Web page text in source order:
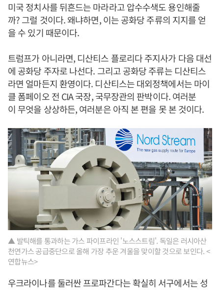
미국 정치사를 뒤흔드는 마라라고 압수수색도 용인해줄
까? 그럴 것이다. 왜냐하면, 이는 공화당 주류의 지지를 얻
을 수 있기 때문이다.
트럼프가 아니라면, 디산티스 플로리다 주지사가 다음 대선
에 공화당 주자로 나선다. 그리고 공화당 주류는 디산티스
라면 얼마든지 환영이다. 디산티스는 대외정책에서는 마이
클 폼페이오 전 CIA 국장, 국무장관의 판박이다. 여러분
이 무엇을 상상하든, 여러분은 아직 본 편을 못 본 것이다.
▲ 발틱해를 통과하는 가스 파이프라인 '노스스트림'. 독일은 러시아산
천연가스 공급중단으로 올해 가장 추운 겨울을 맞이할 것으로 보인다. <
연합뉴스>
우크라이나를 둘러싼 프로파간다는 확실히 서구에서는 성